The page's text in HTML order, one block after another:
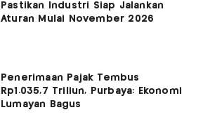
Pastikan Industri Siap Jalankan
Aturan Mulai November 2026
Penerimaan Pajak Tembus
Rp1.035,7 Triliun, Purbaya: Ekonomi
Lumayan Bagus